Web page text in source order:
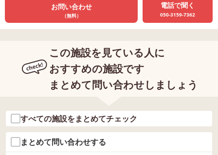
お問い合わせ
（無料）
電話で聞く
050-3159-7362
この施設を見ている人に
おすすめの施設です
まとめて問い合わせしましょう
すべての施設をまとめてチェック
まとめて問い合わせする